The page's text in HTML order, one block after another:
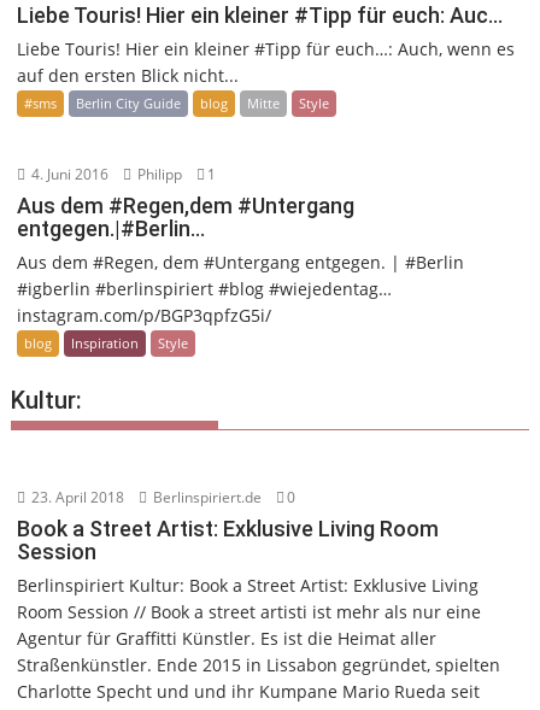
Liebe Touris! Hier ein kleiner #Tipp für euch: Auc…
Liebe Touris! Hier ein kleiner #Tipp für euch…: Auch, wenn es
auf den ersten Blick nicht...
#sms Berlin City Guide blog Mitte Style
4. Juni 2016 Philipp 1
Aus dem #Regen,dem #Untergang
entgegen.|#Berlin…
Aus dem #Regen, dem #Untergang entgegen. | #Berlin
#igberlin #berlinspiriert #blog #wiejedentag…
instagram.com/p/BGP3qpfzG5i/
blog Inspiration Style
Kultur:
23. April 2018 Berlinspiriert.de 0
Book a Street Artist: Exklusive Living Room
Session
Berlinspiriert Kultur: Book a Street Artist: Exklusive Living
Room Session // Book a street artisti ist mehr als nur eine
Agentur für Graffitti Künstler. Es ist die Heimat aller
Straßenkünstler. Ende 2015 in Lissabon gegründet, spielten
Charlotte Specht und und ihr Kumpane Mario Rueda seit